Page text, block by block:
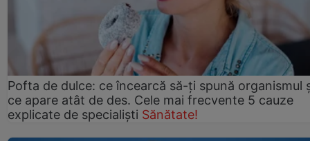
Pofta de dulce: ce încearcă să-ți spună organismul
ce apare atât de des. Cele mai frecvente 5 cauze
explicate de specialiști Sănătate!